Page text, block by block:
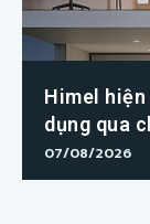
Himel
dụng qua
07/08/2026